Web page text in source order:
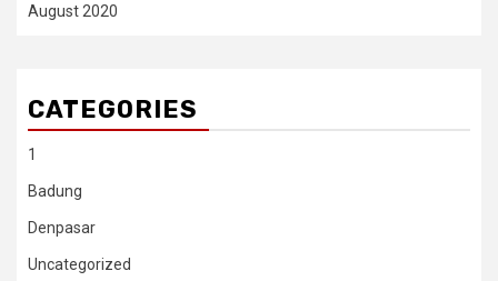
August 2020
CATEGORIES
1
Badung
Denpasar
Uncategorized